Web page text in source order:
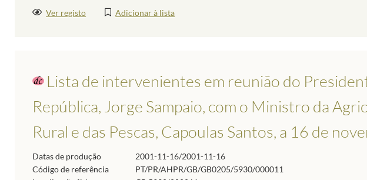
Ver registo Adicionar à lista
Lista de intervenientes em reunião do
República, Jorge Sampaio, com o Ministro da
Rural e das Pescas, Capoulas Santos, a 16 de
Datas de produção
2001-11-16/2001-11-16
Código de referência
PT/PR/AHPR/GB/GB0205/5930/000011